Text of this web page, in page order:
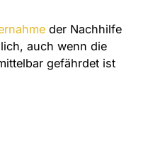
der Nachhilfe
auch wenn die
gefährdet ist